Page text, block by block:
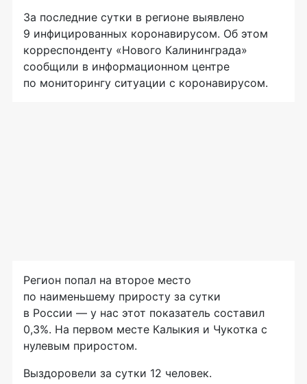
За последние сутки в регионе выявлено
9 инфицированных коронавирусом. Об этом
корреспонденту «Нового Калининграда»
сообщили в информационном центре
по мониторингу ситуации с коронавирусом.
Регион попал на второе место
по наименьшему приросту за сутки
в России — у нас этот показатель составил
0,3%. На первом месте Калыкия и Чукотка с
нулевым приростом.
Выздоровели за сутки 12 человек.